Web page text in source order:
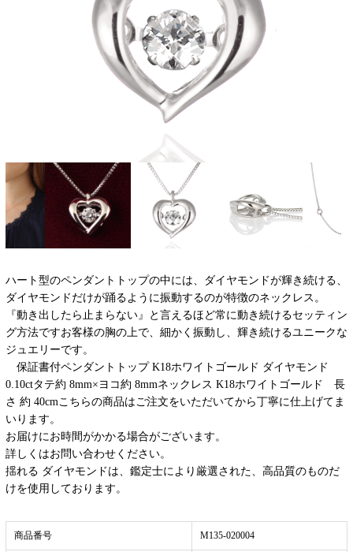
ハート型のペンダントトップの中には、ダイヤモンドが輝き続ける、
ダイヤモンドだけが踊るように振動するのが特徴のネックレス。
『動き出したら止まらない』と言えるほど常に動き続けるセッティン
グ方法ですお客様の胸の上で、細かく振動し、輝き続けるユニークな
ジュエリーです。
保証書付ペンダントトップ K18ホワイトゴールド ダイヤモンド
0.10ctタテ約 8mm×ヨコ約 8mmネックレス K18ホワイトゴールド 長
さ 約 40cmこちらの商品はご注文をいただいてから丁寧に仕上げてま
いります。
お届けにお時間がかかる場合がございます。
詳しくはお問い合わせください。
揺れる ダイヤモンドは、鑑定士により厳選された、高品質のものだ
けを使用しております。
商品番号 M135-020004